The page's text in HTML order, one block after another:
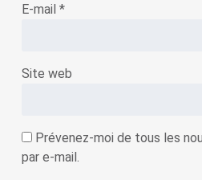
E-mail *
Site web
Prévenez-moi de tous les
par e-mail.